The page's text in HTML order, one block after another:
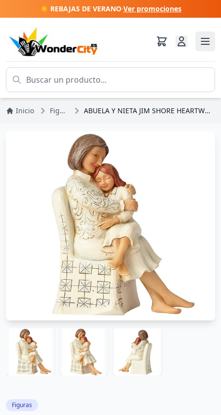
☀️ REBAJAS DE VERANO·Ver promociones
Inicio Figuras ABUELA Y NIETA JIM SHORE HEARTWOOD CREEK
Figuras